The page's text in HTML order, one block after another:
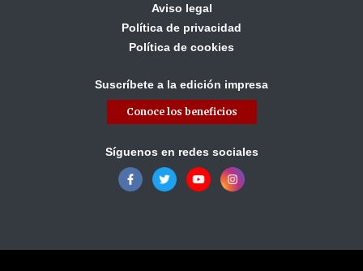
Aviso legal
Política de privacidad
Política de cookies
Suscríbete a la edición impresa
Conoce los beneficios
Síguenos en redes sociales